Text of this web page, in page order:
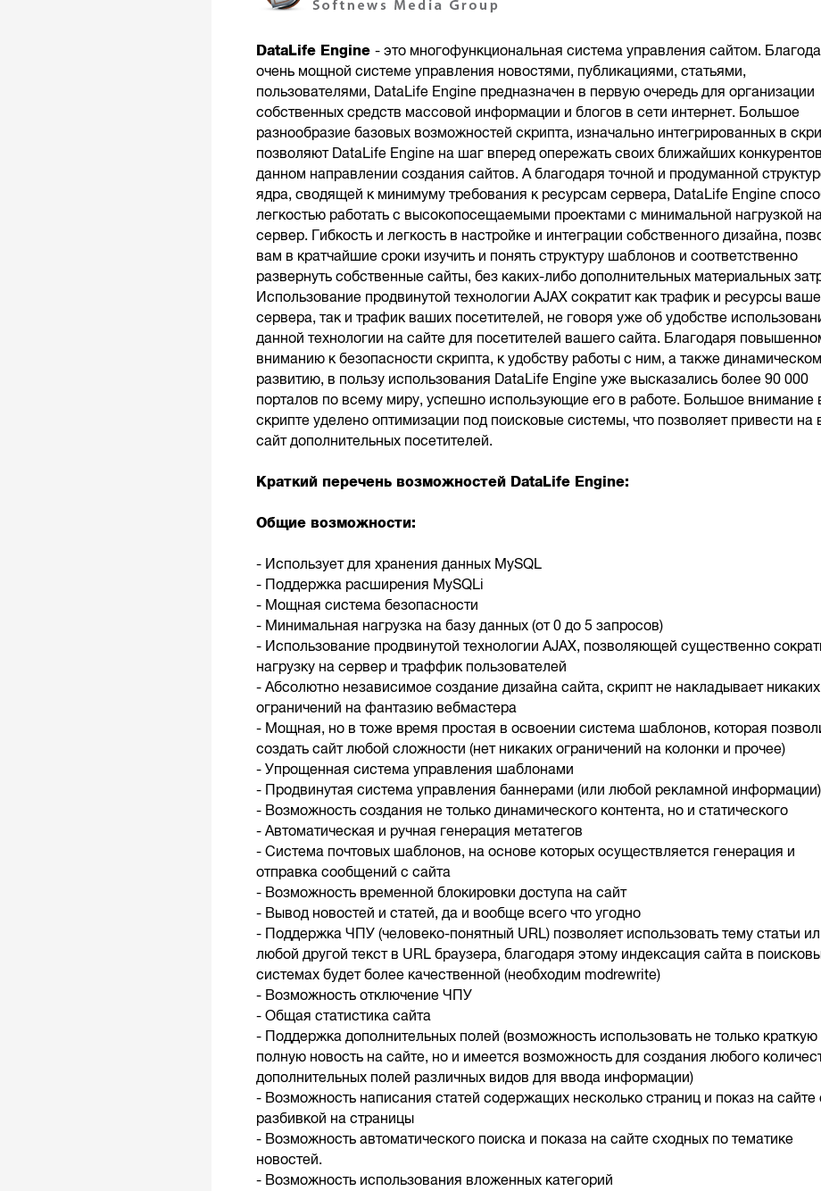
DataLife Engine - это многофункциональная система управления сайтом.
очень мощной системе управления новостями, публикациями, статьями,
пользователями, DataLife Engine предназначен в первую очередь для организации
собственных средств массовой информации и блогов в сети интернет. Большое
разнообразие базовых возможностей скрипта, изначально интегрированных в
позволяют DataLife Engine на шаг вперед опережать своих ближайших
данном направлении создания сайтов. А благодаря точной и продуманной
ядра, сводящей к минимуму требования к ресурсам сервера, DataLife Engine
легкостью работать с высокопосещаемыми проектами c минимальной нагрузкой
сервер. Гибкость и легкость в настройке и интеграции собственного дизайна,
вам в кратчайшие сроки изучить и понять структуру шаблонов и соответственно
развернуть собственные сайты, без каких-либо дополнительных материальных
Использование продвинутой технологии AJAX сократит как трафик и ресурсы
сервера, так и трафик ваших посетителей, не говоря уже об удобстве
данной технологии на сайте для посетителей вашего сайта. Благодаря
вниманию к безопасности скрипта, к удобству работы с ним, а также
развитию, в пользу использования DataLife Engine уже высказались более 90 000
порталов по всему миру, успешно использующие его в работе. Большое внимание
скрипте уделено оптимизации под поисковые системы, что позволяет привести на
сайт дополнительных посетителей.
Краткий перечень возможностей DataLife Engine:
Общие возможности:
- Использует для хранения данных MySQL
- Поддержка расширения MySQLi
- Мощная система безопасности
- Минимальная нагрузка на базу данных (от 0 до 5 запросов)
- Использование продвинутой технологии AJAX, позволяющей существенно
нагрузку на сервер и траффик пользователей
- Абсолютно независимое создание дизайна сайта, скрипт не накладывает никаких
ограничений на фантазию вебмастера
- Мощная, но в тоже время простая в освоении система шаблонов, которая
создать сайт любой сложности (нет никаких ограничений на колонки и прочее)
- Упрощенная система управления шаблонами
- Продвинутая система управления баннерами (или любой рекламной информации)
- Возможность создания не только динамического контента, но и статического
- Автоматическая и ручная генерация метатегов
- Система почтовых шаблонов, на основе которых осуществляется генерация и
отправка сообщений с сайта
- Возможность временной блокировки доступа на сайт
- Вывод новостей и статей, да и вообще всего что угодно
- Поддержка ЧПУ (человеко-понятный URL) позволяет использовать тему статьи
любой другой текст в URL браузера, благодаря этому индексация сайта в
системах будет более качественной (необходим modrewrite)
- Возможность отключение ЧПУ
- Общая статистика сайта
- Поддержка дополнительных полей (возможность использовать не только краткую
полную новость на сайте, но и имеется возможность для создания любого
дополнительных полей различных видов для ввода информации)
- Возможность написания статей содержащих несколько страниц и показ на сайте
разбивкой на страницы
- Возможность автоматического поиска и показа на сайте сходных по тематике
новостей.
- Возможность использования вложенных категорий